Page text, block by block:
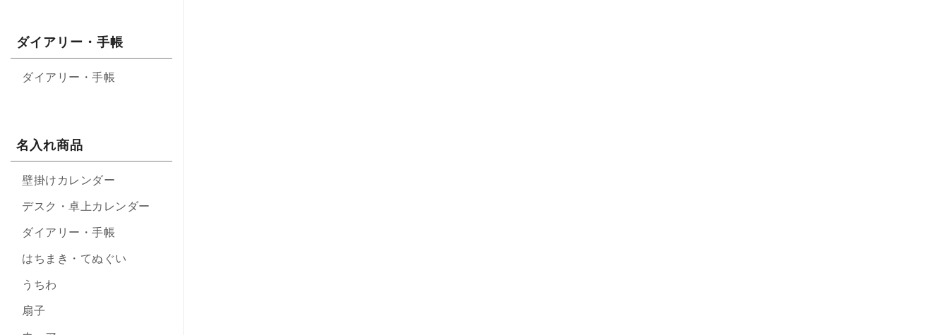
ダイアリー・手帳
ダイアリー・手帳
名入れ商品
壁掛けカレンダー
デスク・卓上カレンダー
ダイアリー・手帳
はちまき・てぬぐい
うちわ
扇子